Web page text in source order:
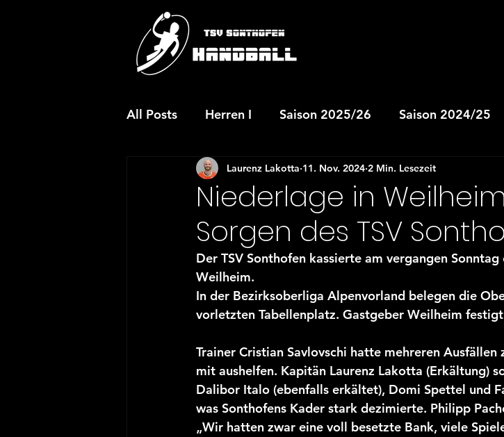
All Posts Herren I Saison 2025/26 Saison 2024/25
JSG wA-Jugend JSG mA-Jugend JSG wB-Jugend
JSG mC-Jugend JSG wD-Jugend JSG mD-Jugend
Aktuelles Vereinsaktionen
Niederlage in
Sorgen des TSV
Laurenz Lakotta 11. Nov. 2024 2 Min. Lesezeit
Der TSV Sonthofen kassierte am vergangen
Weilheim.
In der Bezirksoberliga Alpenvorland belegen die
vorletzten Tabellenplatz. Gastgeber Weilheim
Trainer Cristian Savlovschi hatte mehreren Ausfällen
mit aushelfen. Kapitän Laurenz Lakotta (Erkältung)
Dalibor Italo (ebenfalls erkältet), Domi Spettel und
was Sonthofens Kader stark dezimierte. Philipp
„Wir hatten zwar eine voll besetzte Bank, viele